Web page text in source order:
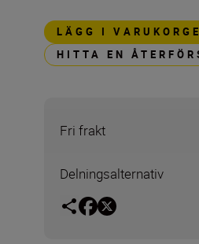
LÄGG I
HITTA EN
Fri frakt
Delningsalternativ